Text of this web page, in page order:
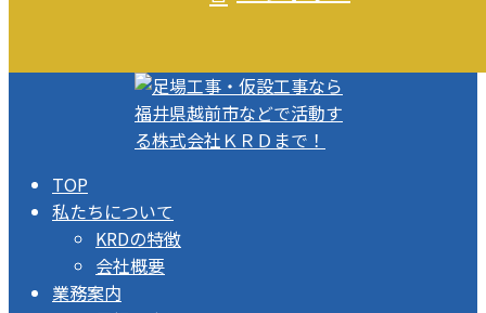
TOP
私たちについて
KRDの特徴
会社概要
業務案内